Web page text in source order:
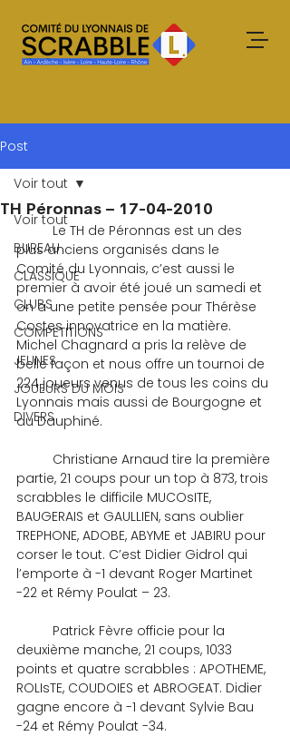
Post
Voir tout
BUREAU
CLASSIQUE
CLUBS
COMPETITIONS
JEUNES
JOUEURS DU MOIS
DIVERS
Voir tout
TH Péronnas – 17-04-2010
plus anciens organisés dans le
Comité du Lyonnais, c’est aussi le
premier à avoir été joué un samedi et
on a une petite pensée pour Thérèse
Costes innovatrice en la matière.
Michel Chagnard a pris la relève de
belle façon et nous offre un tournoi de
224 joueurs venus de tous les coins du
Lyonnais mais aussi de Bourgogne et
du Dauphiné.
partie, 21 coups pour un top à 873, trois
scrabbles le difficile MUCOsITE,
BAUGERAIS et GAULLIEN, sans oublier
TREPHONE, ADOBE, ABYME et JABIRU pour
corser le tout. C’est Didier Gidrol qui
l’emporte à -1 devant Roger Martinet
-22 et Rémy Poulat – 23.
deuxième manche, 21 coups, 1033
points et quatre scrabbles : APOTHEME,
ROLIsTE, COUDOIES et ABROGEAT. Didier
gagne encore à -1 devant Sylvie Bau
-24 et Rémy Poulat -34.